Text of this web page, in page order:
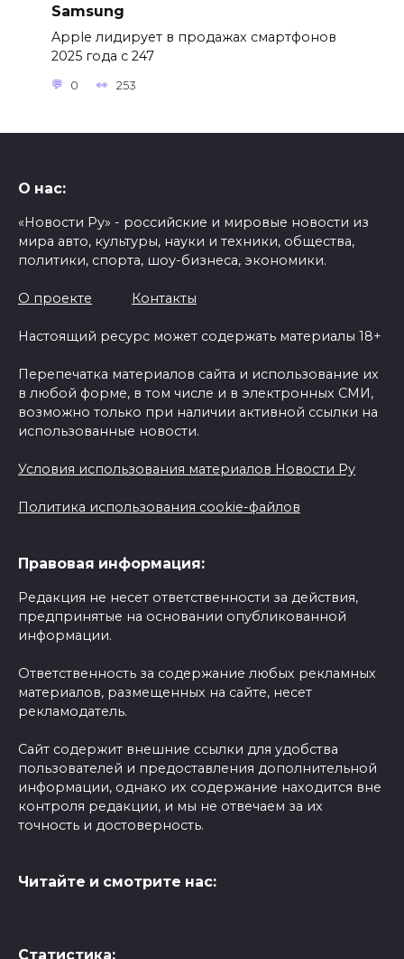
Samsung
Apple лидирует в продажах смартфонов
2025 года с 247
0 253
О нас:
«Новости Ру» - российские и мировые новости из
мира авто, культуры, науки и техники, общества,
политики, спорта, шоу-бизнеса, экономики.
О проекте Контакты
Настоящий ресурс может содержать материалы 18+
Перепечатка материалов сайта и использование их
в любой форме, в том числе и в электронных СМИ,
возможно только при наличии активной ссылки на
использованные новости.
Условия использования материалов Новости Ру
Политика использования cookie-файлов
Правовая информация:
Редакция не несет ответственности за действия,
предпринятые на основании опубликованной
информации.
Ответственность за содержание любых рекламных
материалов, размещенных на сайте, несет
рекламодатель.
Сайт содержит внешние ссылки для удобства
пользователей и предоставления дополнительной
информации, однако их содержание находится вне
контроля редакции, и мы не отвечаем за их
точность и достоверность.
Читайте и смотрите нас:
Статистика: